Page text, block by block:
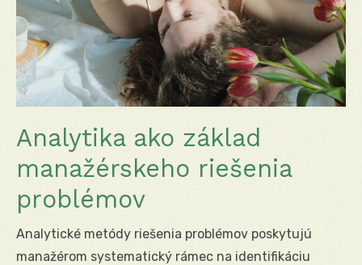
Analytika ako základ
manažérskeho riešenia
problémov
Analytické metódy riešenia problémov poskytujú
manažérom systematický rámec na identifikáciu